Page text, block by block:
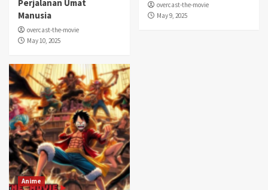
Perjalanan Umat
Manusia
overcast-the-movie
May 10, 2025
overcast-the-movie
May 9, 2025
Anime